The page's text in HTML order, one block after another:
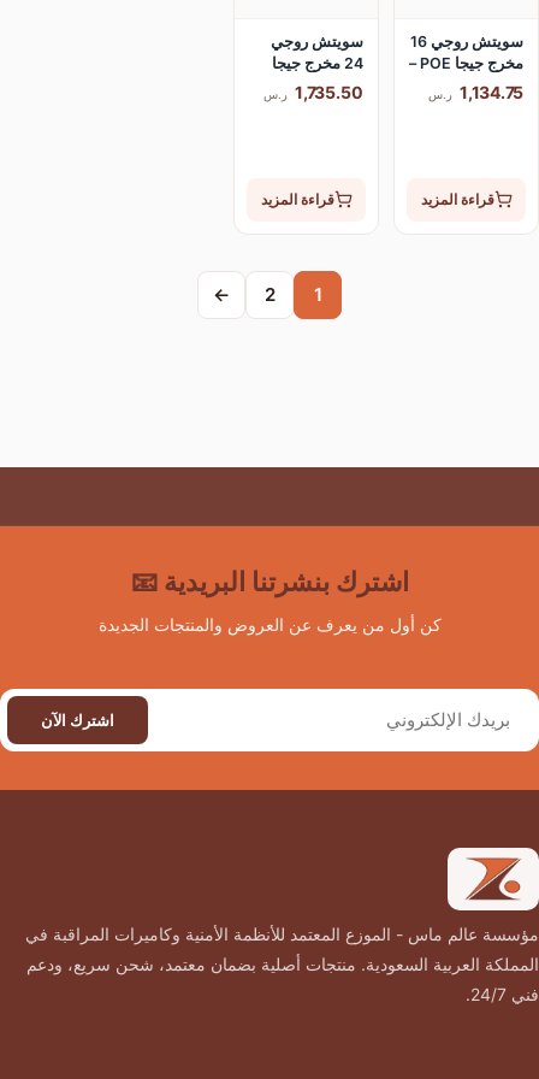
سويتش روجي 16
مخرج جيجا POE –
ر.س
سويتش روجي
24 مخرج جيجا
POE – مخرجين1,735.50 ر.س
قراءة المزيد
←
اشترك بنشرتنا البريدية 📧
كن أول من يعرف عن العروض والمنتجات الجديدة
- الموزع المعتمد للأنظمة الأمنية وكاميرات المراقبة في
السعودية. منتجات أصلية بضمان معتمد، شحن سريع، ودعم